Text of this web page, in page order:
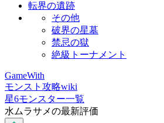
転界の遺跡
その他
破界の星墓
禁忌の獄
絶級トーナメント
GameWith
モンスト攻略wiki
星6モンスター一覧
水ムラサメの最新評価